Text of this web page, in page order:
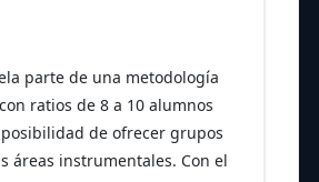
parte de una metodología
ratios de 8 a 10 alumnos
de ofrecer grupos
áreas instrumentales. Con el